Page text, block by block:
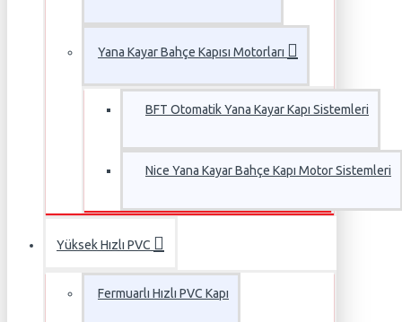
Yana Kayar Bahçe Kapısı Motorları
BFT Otomatik Yana Kayar Kapı Sistemleri
Nice Yana Kayar Bahçe Kapı Motor Sistemleri
Yüksek Hızlı PVC
Fermuarlı Hızlı PVC Kapı